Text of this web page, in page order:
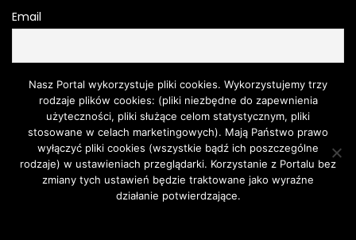
Email
Przechodząc dalej, akceptujesz politykę prywatności
Nasz Portal wykorzystuje pliki cookies. Wykorzystujemy trzy
rodzaje plików cookies: (pliki niezbędne do zapewnienia
użyteczności, pliki służące celom statystycznym, pliki
stosowane w celach marketingowych). Mają Państwo prawo
wyłączyć pliki cookies (wszystkie bądź ich poszczególne
rodzaje) w ustawieniach przeglądarki. Korzystanie z Portalu bez
zmiany tych ustawień będzie traktowane jako wyraźne
działanie potwierdzające.